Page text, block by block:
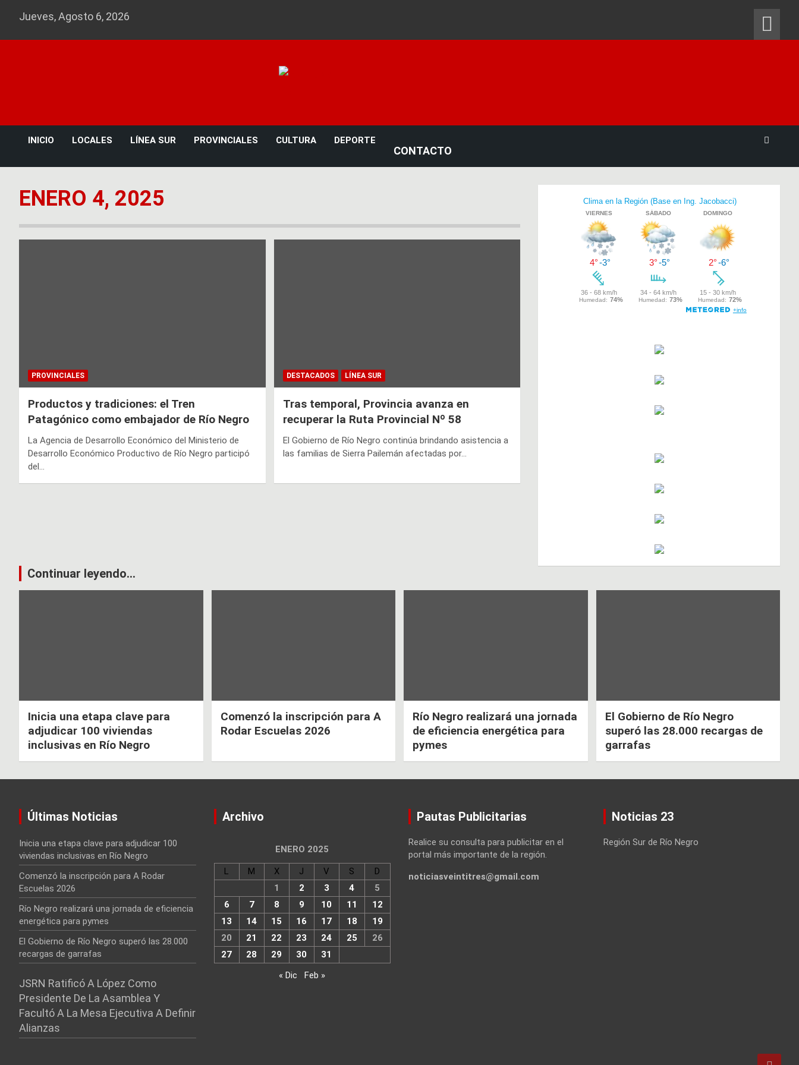
Jueves, Agosto 6, 2026
INICIO LOCALES LÍNEA SUR PROVINCIALES CULTURA DEPORTE
CONTACTO
ENERO 4, 2025
PROVINCIALES
Productos y tradiciones: el Tren
Patagónico como embajador de Río Negro
La Agencia de Desarrollo Económico del Ministerio de
Desarrollo Económico Productivo de Río Negro participó
del…
DESTACADOS LÍNEA SUR
Tras temporal, Provincia avanza en
recuperar la Ruta Provincial Nº 58
El Gobierno de Río Negro continúa brindando asistencia a
las familias de Sierra Pailemán afectadas por…
Continuar leyendo...
Inicia una etapa clave para
adjudicar 100 viviendas
inclusivas en Río Negro
Comenzó la inscripción para A
Rodar Escuelas 2026
Río Negro realizará una jornada
de eficiencia energética para
pymes
El Gobierno de Río Negro
superó las 28.000 recargas de
garrafas
Últimas Noticias
Inicia una etapa clave para adjudicar 100
viviendas inclusivas en Río Negro
Comenzó la inscripción para A Rodar
Escuelas 2026
Río Negro realizará una jornada de eficiencia
energética para pymes
El Gobierno de Río Negro superó las 28.000
recargas de garrafas
JSRN Ratificó A López Como
Presidente De La Asamblea Y
Facultó A La Mesa Ejecutiva A Definir
Alianzas
Archivo
ENERO 2025
L M X J V S
D
1
2 3 4
5
6
7 8 9 10 11
12
13
14 15 16 17 18
19
20
21 22 23 24 25
26
27
28 29 30
31
« Dic
Feb »
Pautas Publicitarias
Realice su consulta para publicitar en el
portal más importante de la región.
noticiasveintitres@gmail.com
Noticias 23
Región Sur de Río Negro